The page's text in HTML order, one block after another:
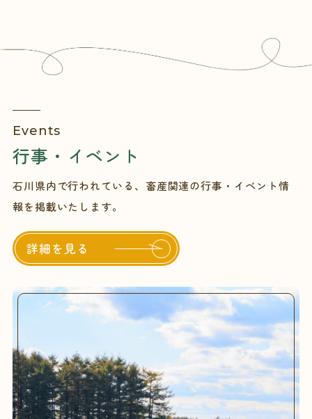
Events
行事・イベント
石川県内で行われている、畜産関連の行事・イベント情
報を掲載いたします。
詳細を見る